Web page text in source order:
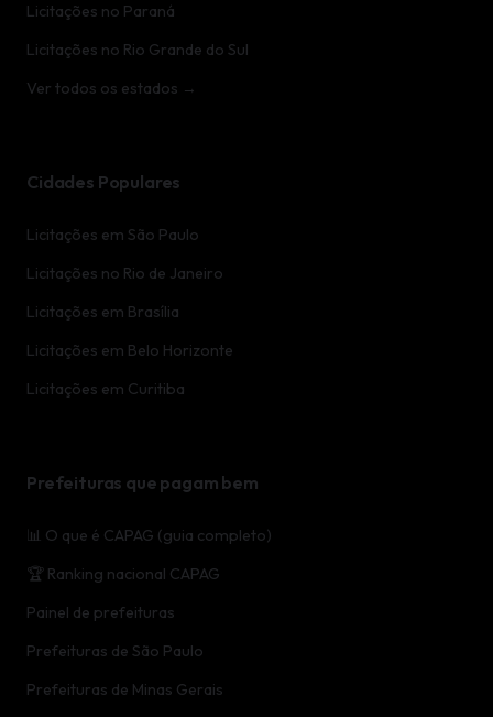
Licitações no Paraná
Licitações no Rio Grande do Sul
Ver todos os estados →
Cidades Populares
Licitações em São Paulo
Licitações no Rio de Janeiro
Licitações em Brasília
Licitações em Belo Horizonte
Licitações em Curitiba
Prefeituras que pagam bem
📊 O que é CAPAG (guia completo)
🏆 Ranking nacional CAPAG
Painel de prefeituras
Prefeituras de São Paulo
Prefeituras de Minas Gerais